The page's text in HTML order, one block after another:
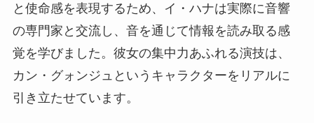
と使命感を表現するため、イ・ハナは実際に音響
の専門家と交流し、音を通じて情報を読み取る感
覚を学びました。彼女の集中力あふれる演技は、
カン・グォンジュというキャラクターをリアルに
引き立たせています。